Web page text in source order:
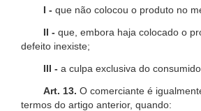
I - que não colocou o produto no
II - que, embora haja colocado o
defeito inexiste;
III - a culpa exclusiva do
Art. 13. O comerciante é
termos do artigo anterior, quando: